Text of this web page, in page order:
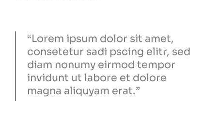
“Lorem ipsum dolor sit amet,
consetetur sadi pscing elitr, sed
diam nonumy eirmod tempor
invidunt ut labore et dolore
magna aliquyam erat.”